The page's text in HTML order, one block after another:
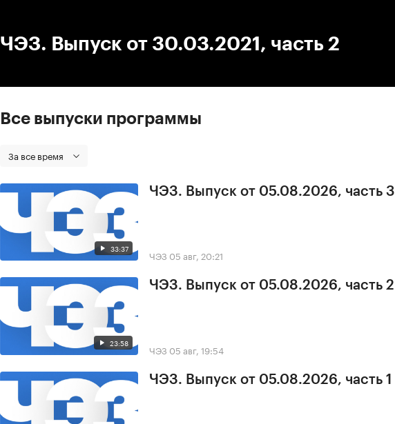
ЧЭЗ. Выпуск от 30.03.2021, часть 2
Все выпуски программы
За все время
33:37
ЧЭЗ. Выпуск от 05.08.2026, часть 3
ЧЭЗ 05 авг, 20:21
23:58
ЧЭЗ. Выпуск от 05.08.2026, часть 2
ЧЭЗ 05 авг, 19:54
ЧЭЗ. Выпуск от 05.08.2026, часть 1